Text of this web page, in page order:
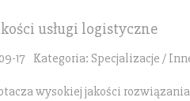
usługi logistyczne
17 Kategoria: Specjalizacje /
wysokiej jakości